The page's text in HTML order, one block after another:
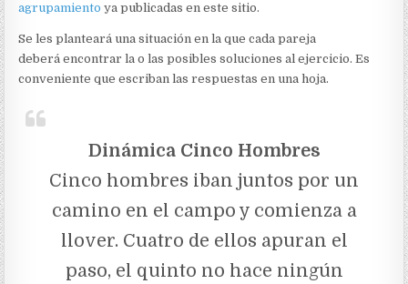
agrupamiento ya publicadas en este sitio.
Se les planteará una situación en la que cada pareja
deberá encontrar la o las posibles soluciones al ejercicio. Es
conveniente que escriban las respuestas en una hoja.
Dinámica Cinco Hombres
Cinco hombres iban juntos por un
camino en el campo y comienza a
llover. Cuatro de ellos apuran el
paso, el quinto no hace ningún